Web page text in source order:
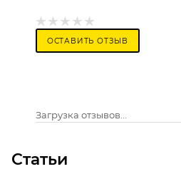
ОСТАВИТЬ ОТЗЫВ
Загрузка отзывов...
Статьи